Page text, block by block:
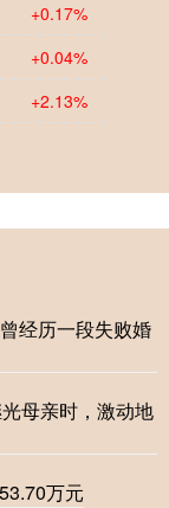
+0.17%
+0.04%
+2.13%
经历一段失败婚
母亲时，激动地
万元